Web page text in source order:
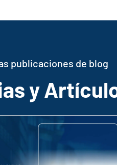
publicaciones de blog
y